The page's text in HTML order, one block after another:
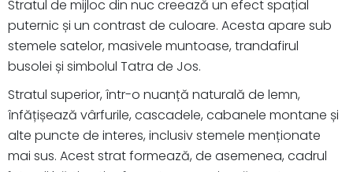
Stratul de mijloc din nuc creează un efect spațial
puternic și un contrast de culoare. Acesta apare sub
stemele satelor, masivele muntoase, trandafirul
busolei și simbolul Tatra de Jos.
Stratul superior, într-o nuanță naturală de lemn,
înfățișează vârfurile, cascadele, cabanele montane și
alte puncte de interes, inclusiv stemele menționate
mai sus. Acest strat formează, de asemenea, cadrul